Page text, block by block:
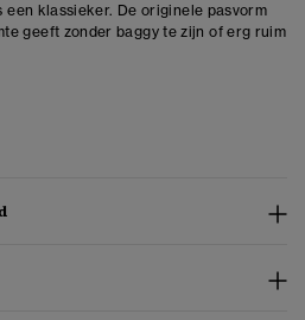
klassieker. De originele pasvorm
geeft zonder baggy te zijn of erg ruim